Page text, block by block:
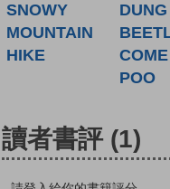
SNOWY
MOUNTAIN
HIKE
DUNG
POO
讀者書評 (1)